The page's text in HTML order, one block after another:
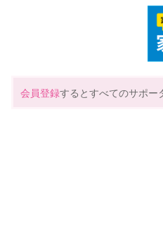
会員登録するとすべてのサポー